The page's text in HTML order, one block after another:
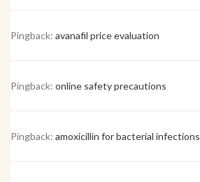
Pingback: avanafil price evaluation
Pingback: online safety precautions
Pingback: amoxicillin for bacterial infections